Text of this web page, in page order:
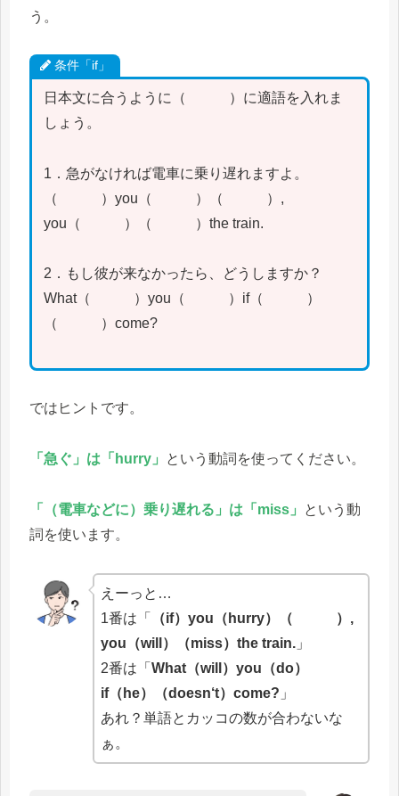
う。
条件「if」
日本文に合うように（ ）に適語を入れま
しょう。
1．急がなければ電車に乗り遅れますよ。
（ ）you（ ）（ ）,
you（ ）（ ）the train.
2．もし彼が来なかったら、どうしますか？
What（ ）you（ ）if（ ）
（ ）come?
ではヒントです。
「急ぐ」は「hurry」 という動詞を使ってください。
「（電車などに）乗り遅れる」は「miss」
という動
詞を使います。
えーっと…
1番は「
（if）you（hurry）（ ）,
you（will）（miss）the train. 」
2番は「What（will）you（do）
if（he）（doesn‘t）come? 」
あれ？単語とカッコの数が合わないな
ぁ。